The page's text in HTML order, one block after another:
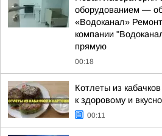
оборудованием —
«Водоканал»
компании
прямую
00:18
Котлеты из
к здоровому и
00:11